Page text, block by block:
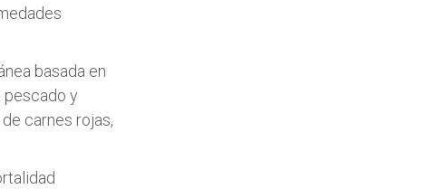
basada en
pescado y
carnes rojas,